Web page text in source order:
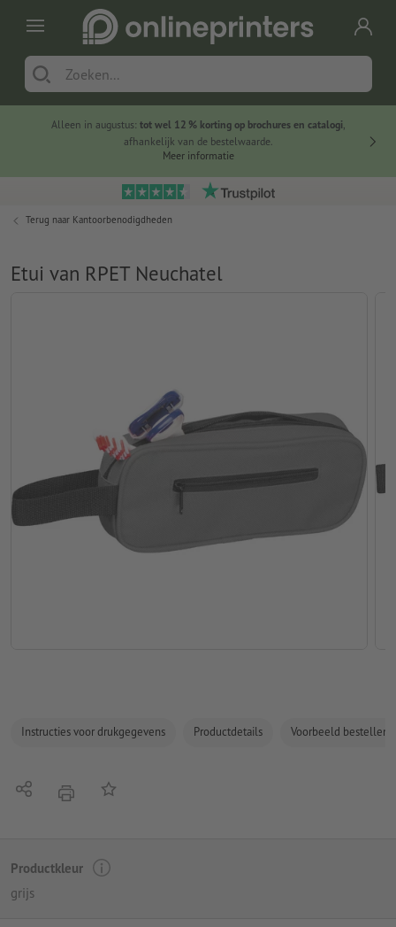
Alleen in augustus: tot wel 12 % korting op brochures en catalogi,
afhankelijk van de bestelwaarde.
Meer informatie
Terug naar Kantoorbenodigdheden
Etui van RPET Neuchatel
Instructies voor drukgegevens Productdetails Voorbeeld bestellen
Delen afdrukkenOp de lijst
Productkleur
grijs